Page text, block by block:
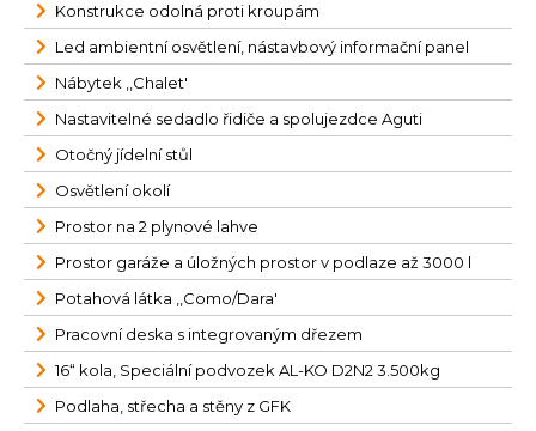
Konstrukce odolná proti kroupám
Led ambientní osvětlení, nástavbový informační panel
Nábytek ,,Chalet'
Nastavitelné sedadlo řidiče a spolujezdce Aguti
Otočný jídelní stůl
Osvětlení okolí
Prostor na 2 plynové lahve
Prostor garáže a úložných prostor v podlaze až 3000 l
Potahová látka ,,Como/Dara'
Pracovní deska s integrovaným dřezem
16“ kola, Speciální podvozek AL-KO D2N2 3.500kg
Podlaha, střecha a stěny z GFK